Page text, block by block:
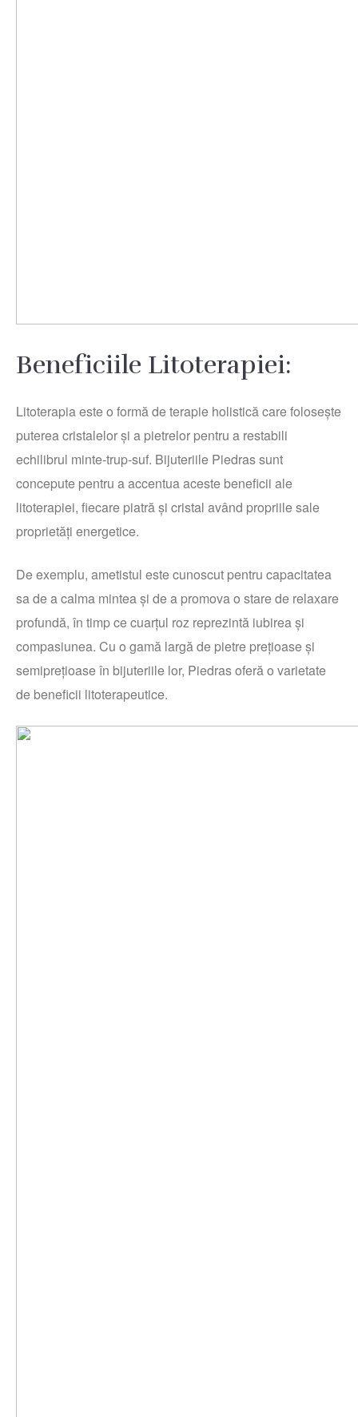
Beneficiile Litoterapiei:
Litoterapia este o formă de terapie holistică care folosește
puterea cristalelor și a pietrelor pentru a restabili
echilibrul minte-trup-suf. Bijuteriile Piedras sunt
concepute pentru a accentua aceste beneficii ale
litoterapiei, fiecare piatră și cristal având propriile sale
proprietăți energetice.
De exemplu, ametistul este cunoscut pentru capacitatea
sa de a calma mintea și de a promova o stare de relaxare
profundă, în timp ce cuarțul roz reprezintă iubirea și
compasiunea. Cu o gamă largă de pietre prețioase și
semiprețioase în bijuteriile lor, Piedras oferă o varietate
de beneficii litoterapeutice.